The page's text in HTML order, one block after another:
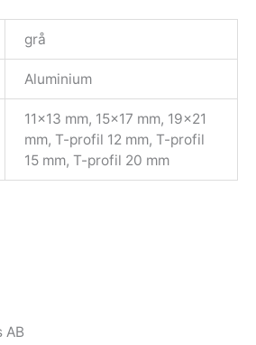
grå
Aluminium
11×13 mm, 15×17 mm, 19×21
mm, T-profil 12 mm, T-profil
15 mm, T-profil 20 mm
AB